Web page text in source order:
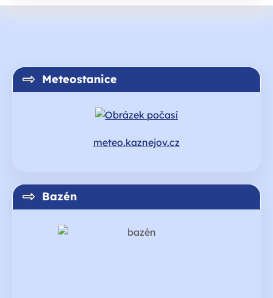
Meteostanice
meteo.kaznejov.cz
Bazén